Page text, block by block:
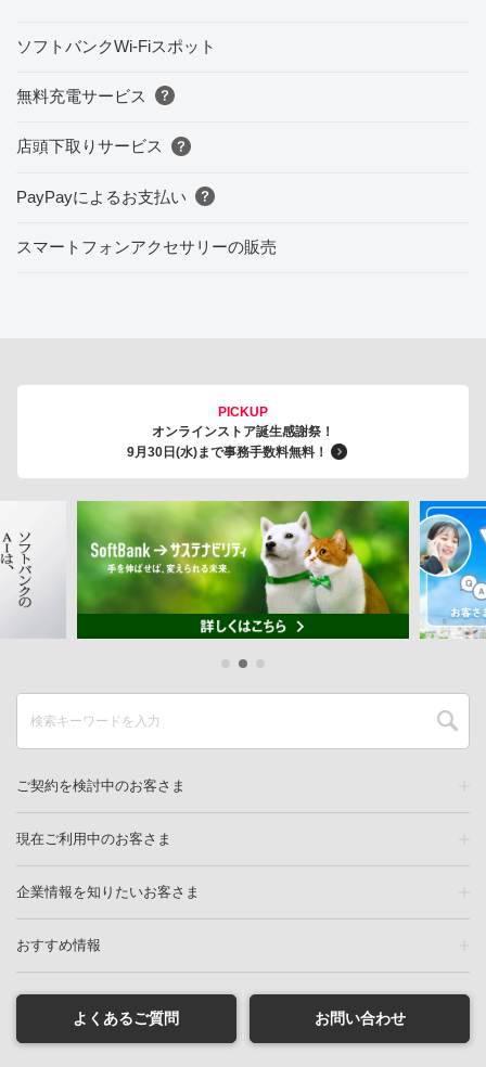
ソフトバンクWi-Fiスポット
無料充電サービス
店頭下取りサービス
PayPayによるお支払い
スマートフォンアクセサリーの販売
PICKUP
オンラインストア誕生感謝祭！
9月30日(水)まで事務手数料無料！
ご契約を検討中のお客さま
現在ご利用中のお客さま
企業情報を知りたいお客さま
おすすめ情報
よくあるご質問 お問い合わせ